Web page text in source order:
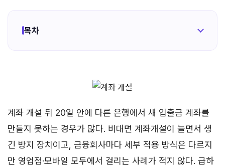
목차
계좌 개설 뒤 20일 안에 다른 은행에서 새 입출금 계좌를
만들지 못하는 경우가 많다. 비대면 계좌개설이 늘면서 생
긴 방지 장치이고, 금융회사마다 세부 적용 방식은 다르지
만 영업점·모바일 모두에서 걸리는 사례가 적지 않다. 급하